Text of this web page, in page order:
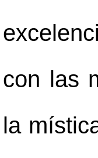
con las
la